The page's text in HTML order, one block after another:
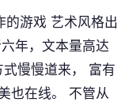
游戏 艺术风格出
年，文本量高达
慢慢道来， 富有
也在线。 不管从